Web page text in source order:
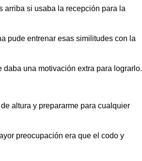
arriba si usaba la recepción para la
pude entrenar esas similitudes con la
una motivación extra para lograrlo.
altura y prepararme para cualquier
preocupación era que el codo y